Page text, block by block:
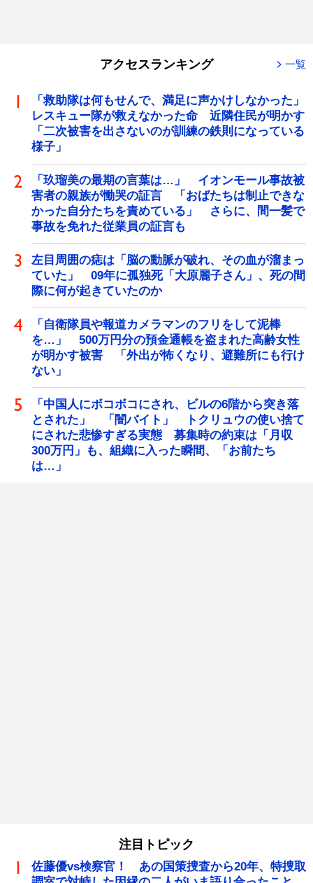
アクセスランキング 一覧
「救助隊は何もせんで、満足に声かけしなかった」
レスキュー隊が救えなかった命 近隣住民が明かす
「二次被害を出さないのが訓練の鉄則になっている
様子」
「玖瑠美の最期の言葉は…」 イオンモール事故被
害者の親族が慟哭の証言 「おばたちは制止できな
かった自分たちを責めている」 さらに、間一髪で
事故を免れた従業員の証言も
左目周囲の痣は「脳の動脈が破れ、その血が溜まっ
ていた」 09年に孤独死「大原麗子さん」、死の間
際に何が起きていたのか
「自衛隊員や報道カメラマンのフリをして泥棒
を…」 500万円分の預金通帳を盗まれた高齢女性
が明かす被害 「外出が怖くなり、避難所にも行け
ない」
「中国人にボコボコにされ、ビルの6階から突き落
とされた」 「闇バイト」 トクリュウの使い捨て
にされた悲惨すぎる実態 募集時の約束は「月収
300万円」も、組織に入った瞬間、「お前たち
は…」
注目トピック
佐藤優vs検察官！ あの国策捜査から20年、特捜取